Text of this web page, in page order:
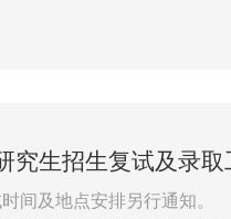
究生招生复试及录取
间及地点安排另行通知。